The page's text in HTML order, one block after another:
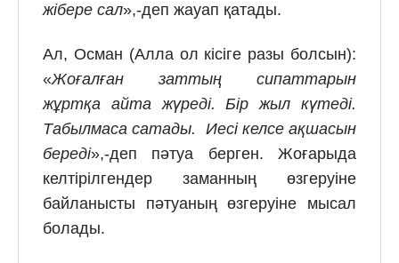
жібере сал»,-деп жауап қатады.
Ал, Осман (Алла ол кісіге разы болсын):
«Жоғалған заттың сипаттарын
жұртқа айта жүреді. Бір жыл күтеді.
Табылмаса сатады. Иесі келсе ақшасын
береді»,-деп пәтуа берген. Жоғарыда
келтірілгендер заманның өзгеруіне
байланысты пәтуаның өзгеруіне мысал
болады.